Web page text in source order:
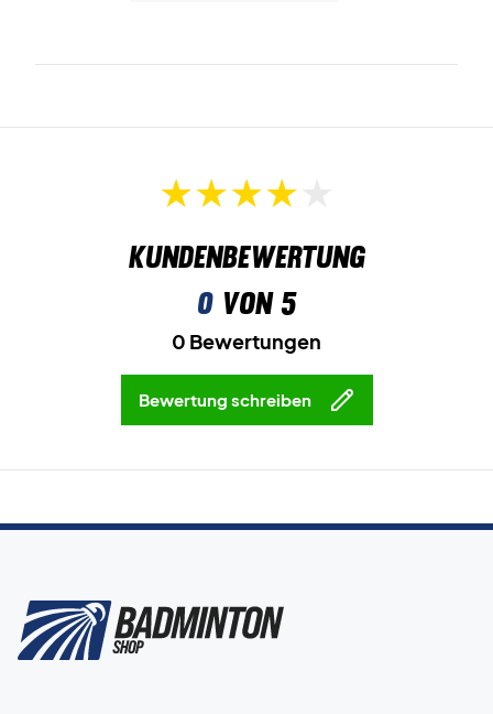
Kundenbewertung
0von 5
0 Bewertungen
Bewertung schreiben